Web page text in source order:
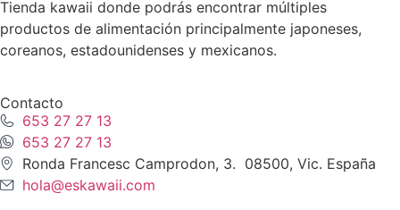
Tienda kawaii donde podrás encontrar múltiples
productos de alimentación principalmente japoneses,
coreanos, estadounidenses y mexicanos.
Contacto
653 27 27 13
653 27 27 13
Ronda Francesc Camprodon, 3. 08500, Vic. España
hola@eskawaii.com